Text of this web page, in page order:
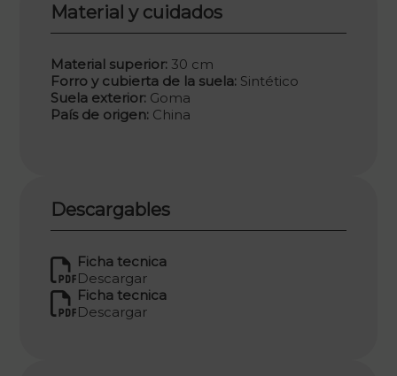
Material y cuidados
Material superior: 30 cm
Forro y cubierta de la suela: Sintético
Suela exterior: Goma
País de origen: China
Descargables
Ficha tecnica
Descargar
Ficha tecnica
Descargar